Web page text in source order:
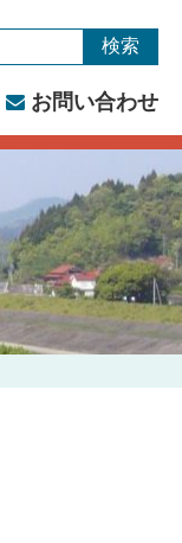
お問い合わせ